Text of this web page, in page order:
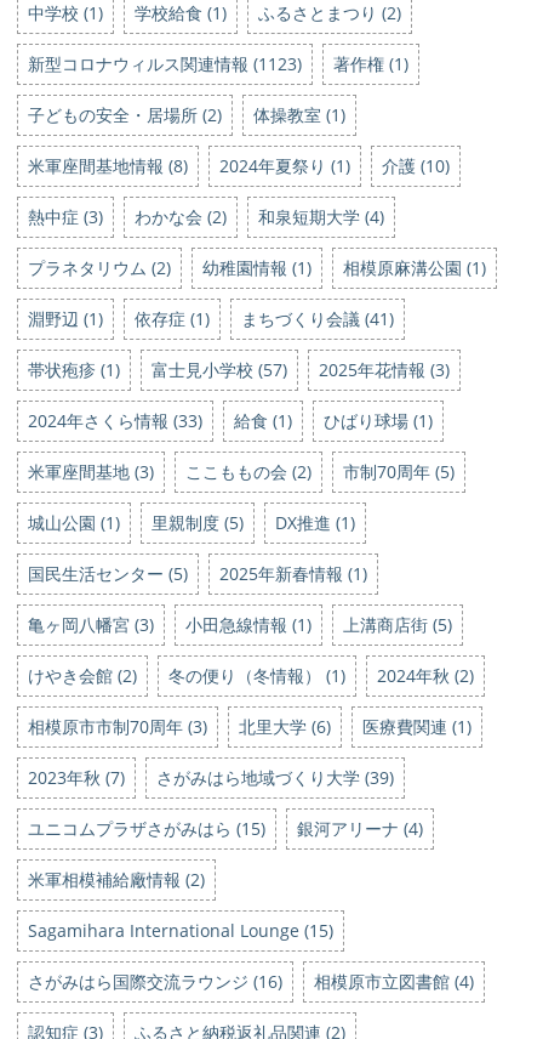
中学校 (1) 学校給食 (1) ふるさとまつり (2)
新型コロナウィルス関連情報 (1123) 著作権 (1)
子どもの安全・居場所 (2) 体操教室 (1)
米軍座間基地情報 (8) 2024年夏祭り (1) 介護 (10)
熱中症 (3) わかな会 (2) 和泉短期大学 (4)
プラネタリウム (2) 幼稚園情報 (1) 相模原麻溝公園 (1)
淵野辺 (1) 依存症 (1) まちづくり会議 (41)
帯状疱疹 (1) 富士見小学校 (57) 2025年花情報 (3)
2024年さくら情報 (33) 給食 (1) ひばり球場 (1)
米軍座間基地 (3) ここももの会 (2) 市制70周年 (5)
城山公園 (1) 里親制度 (5) DX推進 (1)
国民生活センター (5) 2025年新春情報 (1)
亀ヶ岡八幡宮 (3) 小田急線情報 (1) 上溝商店街 (5)
けやき会館 (2) 冬の便り（冬情報） (1) 2024年秋 (2)
相模原市市制70周年 (3) 北里大学 (6) 医療費関連 (1)
2023年秋 (7) さがみはら地域づくり大学 (39)
ユニコムプラザさがみはら (15) 銀河アリーナ (4)
米軍相模補給廠情報 (2)
Sagamihara International Lounge (15)
さがみはら国際交流ラウンジ (16) 相模原市立図書館 (4)
認知症 (3) ふるさと納税返礼品関連 (2)